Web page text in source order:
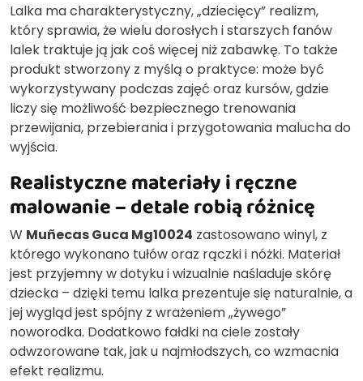
Lalka ma charakterystyczny, „dziecięcy” realizm,
który sprawia, że wielu dorosłych i starszych fanów
lalek traktuje ją jak coś więcej niż zabawkę. To także
produkt stworzony z myślą o praktyce: może być
wykorzystywany podczas zajęć oraz kursów, gdzie
liczy się możliwość bezpiecznego trenowania
przewijania, przebierania i przygotowania malucha do
wyjścia.
Realistyczne materiały i ręczne
malowanie – detale robią różnicę
W Muñecas Guca Mg10024 zastosowano winyl, z
którego wykonano tułów oraz rączki i nóżki. Materiał
jest przyjemny w dotyku i wizualnie naśladuje skórę
dziecka – dzięki temu lalka prezentuje się naturalnie, a
jej wygląd jest spójny z wrażeniem „żywego”
noworodka. Dodatkowo fałdki na ciele zostały
odwzorowane tak, jak u najmłodszych, co wzmacnia
efekt realizmu.